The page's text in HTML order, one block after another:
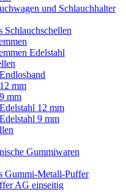
und Schlauchhalter
Schlauchschellen
Edelstahl
mm
mm
12 mm
9 mm
Gummiwaren
Gummi-Metall-Puffer
AG einseitig